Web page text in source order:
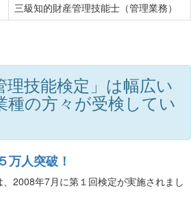
三級知的財産管理技能士（管理業務）
理技能検定」は幅広い
種の方々が受検してい
万人突破！
2008年7月に第１回検定が実施されまし